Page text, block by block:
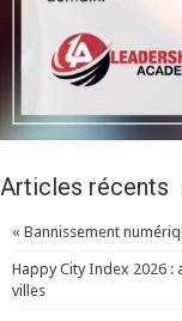
Articles récents
« Bannissement
Happy City Index 2026 :
villes